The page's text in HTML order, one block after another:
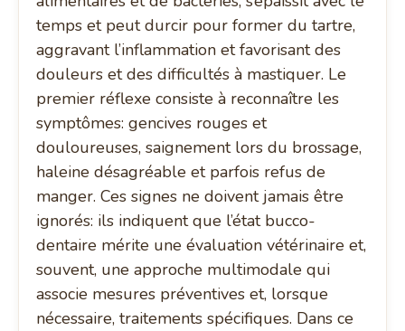
temps et peut durcir pour former du tartre,
aggravant l’inflammation et favorisant des
douleurs et des difficultés à mastiquer. Le
premier réflexe consiste à reconnaître les
symptômes: gencives rouges et
douloureuses, saignement lors du brossage,
haleine désagréable et parfois refus de
manger. Ces signes ne doivent jamais être
ignorés: ils indiquent que l’état bucco-
dentaire mérite une évaluation vétérinaire et,
souvent, une approche multimodale qui
associe mesures préventives et, lorsque
nécessaire, traitements spécifiques. Dans ce